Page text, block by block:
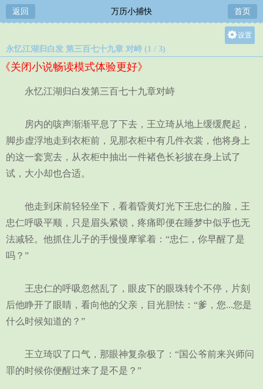
返回 万历小捕快 首页
设置
永忆江湖归白发 第三百七十九章 对峙 (1 / 3)
《关闭小说畅读模式体验更好》
永忆江湖归白发第三百七十九章对峙
房内的咳声渐渐平息了下去，王立琦从地上缓缓爬起，
脚步虚浮地走到衣柜前，见那衣柜中有几件衣裳，他将身上
的这一套宽去，从衣柜中抽出一件褚色长衫披在身上试了
试，大小却也合适。
他走到床前轻轻坐下，看着昏黄灯光下王忠仁的脸，王
忠仁呼吸平顺，只是眉头紧锁，疼痛即便在睡梦中似乎也无
法减轻。他抓住儿子的手慢慢摩挲着：“忠仁，你早醒了是
吗？”
王忠仁的呼吸忽然乱了，眼皮下的眼珠转个不停，片刻
后他睁开了眼睛，看向他的父亲，目光胆怯：“爹，您...您是
什么时候知道的？”
王立琦叹了口气，那眼神复杂极了：“国公爷前来兴师问
罪的时候你便醒过来了是不是？”